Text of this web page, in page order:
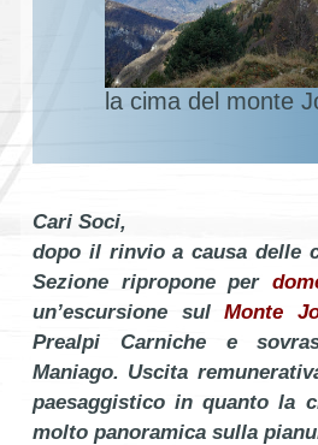
la cima del monte
Cari Soci,
dopo il rinvio a causa delle
Sezione ripropone per
un’escursione sulMonte
Prealpi Carniche e
Maniago. Uscita
paesaggistico in quanto la
molto panoramica sulla